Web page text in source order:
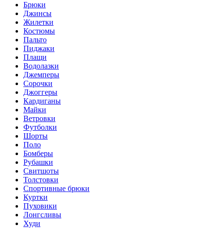
Брюки
Джинсы
Жилетки
Костюмы
Пальто
Пиджаки
Плащи
Водолазки
Джемперы
Сорочки
Джоггеры
Кардиганы
Майки
Ветровки
Футболки
Шорты
Поло
Бомберы
Рубашки
Свитшоты
Толстовки
Спортивные брюки
Куртки
Пуховики
Лонгсливы
Худи